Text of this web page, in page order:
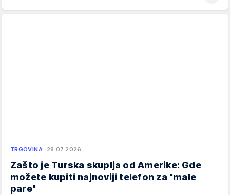
TRGOVINA 28.07.2026.
Zašto je Turska skuplja od Amerike: Gde
možete kupiti najnoviji telefon za "male
pare"